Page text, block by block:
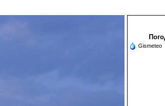
Gismeteo